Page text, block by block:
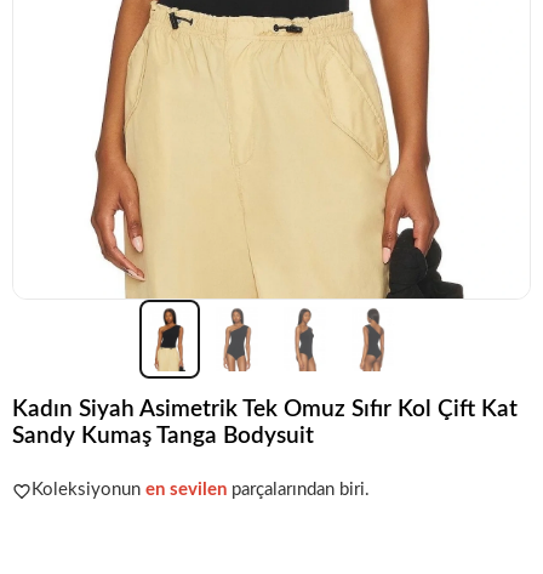
Kadın Siyah Asimetrik Tek Omuz Sıfır Kol Çift Kat
Sandy Kumaş Tanga Bodysuit
Acele et!Stoklar hızla azalıyor!
Koleksiyonun en sevilen parçalarından biri.